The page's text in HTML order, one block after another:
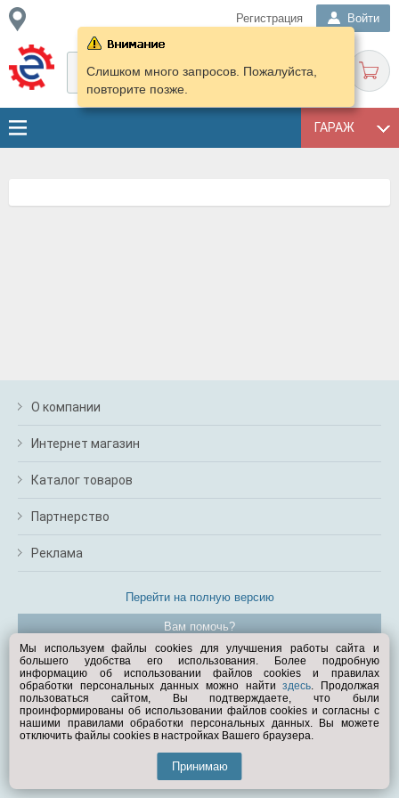
Регистрация Войти
ГАРАЖ
Слишком много запросов. Пожалуйста,
повторите позже.
О компании
Интернет магазин
Каталог товаров
Партнерство
Реклама
Перейти на полную версию
Вам помочь?
© Exist.ru 1998—2026
Мы используем файлы cookies для улучшения работы сайта и
большего удобства его использования. Более подробную
информацию об использовании файлов cookies и правилах
обработки персональных данных можно найтиздесь. Продолжая
пользоваться сайтом, Вы подтверждаете, что были
проинформированы об использовании файлов cookies и согласны с
нашими правилами обработки персональных данных. Вы можете
отключить файлы cookies в настройках Вашего браузера.
Принимаю